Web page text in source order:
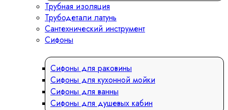
Трубная изоляция
Трубодетали латунь
Сантехнический инструмент
Сифоны
Сифоны для раковины
Сифоны для кухонной мойки
Сифоны для ванны
Сифоны для душевых кабин